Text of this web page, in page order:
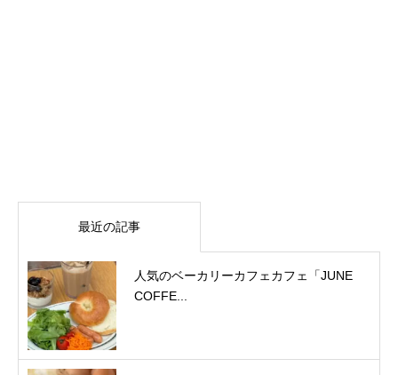
最近の記事
人気のベーカリーカフェカフェ「JUNE
COFFE...